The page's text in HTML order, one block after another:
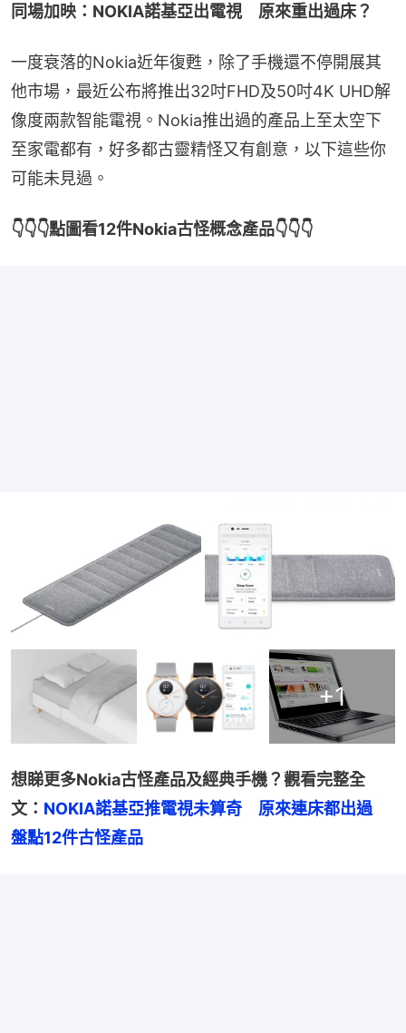
同場加映：NOKIA諾基亞出電視　原來重出過床？
一度衰落的Nokia近年復甦，除了手機還不停開展其
他市場，最近公布將推出32吋FHD及50吋4K UHD解
像度兩款智能電視。Nokia推出過的產品上至太空下
至家電都有，好多都古靈精怪又有創意，以下這些你
可能未見過。
👇👇👇點圖看12件Nokia古怪概念產品👇👇👇
+1
想睇更多Nokia古怪產品及經典手機？觀看完整全
文： NOKIA諾基亞推電視未算奇　原來連床都出過
盤點12件古怪產品